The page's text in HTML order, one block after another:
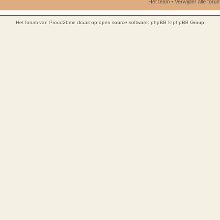
Het team• Verwijder alle
Het forum van Proud2bme draait op open source software: phpBB © phpBB Group